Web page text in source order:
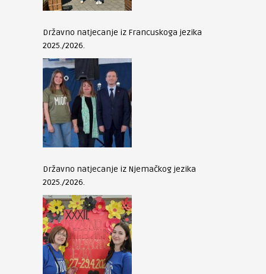
Državno natjecanje iz Francuskoga jezika
2025./2026.
Državno natjecanje iz Njemačkog jezika
2025./2026.